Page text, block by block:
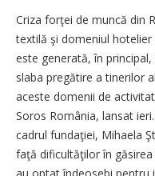
Criza forţei de muncă din
textilă şi domeniul
este generată, în
slaba pregătire a tinerilor
aceste domenii de
Soros România, lansat
cadrul fundaţiei, Mihaela
faţă dificultăţilor în